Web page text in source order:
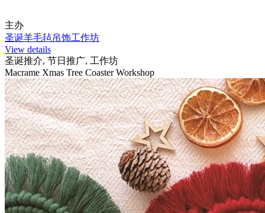
主办
圣诞羊毛毡吊饰工作坊
View details
圣诞推介, 节日推广, 工作坊
Macrame Xmas Tree Coaster Workshop